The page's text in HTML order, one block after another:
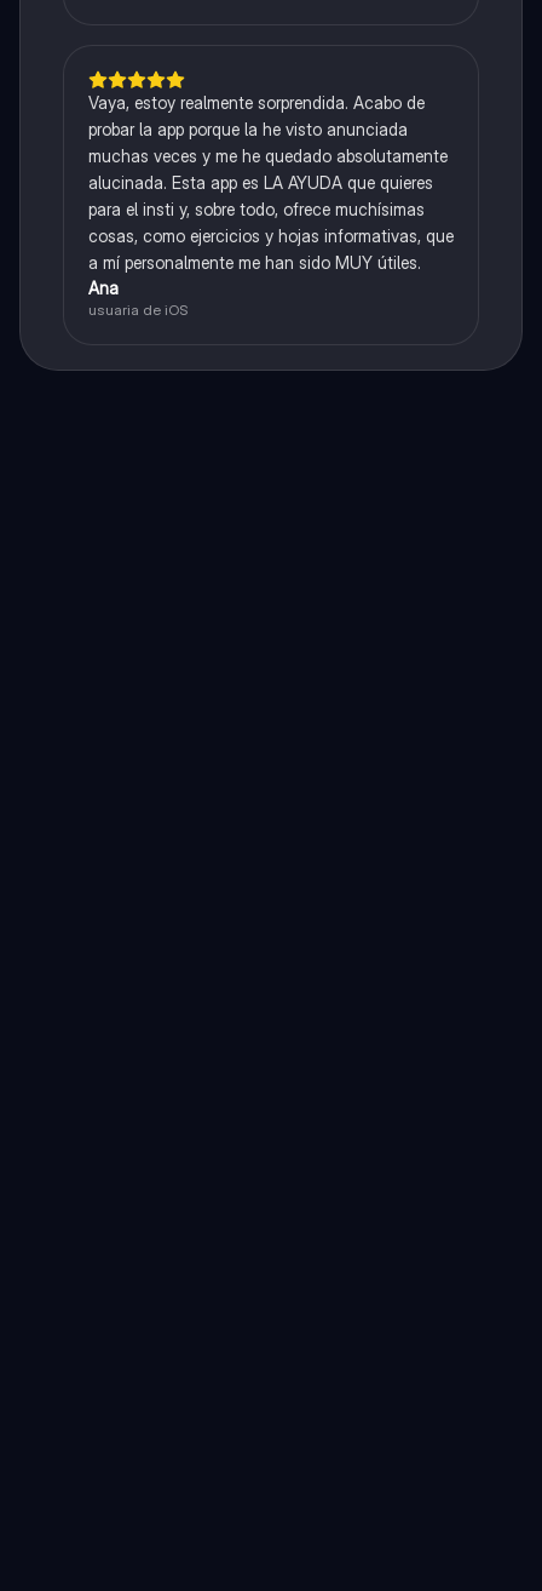
Vaya, estoy realmente sorprendida. Acabo de
probar la app porque la he visto anunciada
muchas veces y me he quedado absolutamente
alucinada. Esta app es LA AYUDA que quieres
para el insti y, sobre todo, ofrece muchísimas
cosas, como ejercicios y hojas informativas, que
a mí personalmente me han sido MUY útiles.
Ana
usuaria de iOS